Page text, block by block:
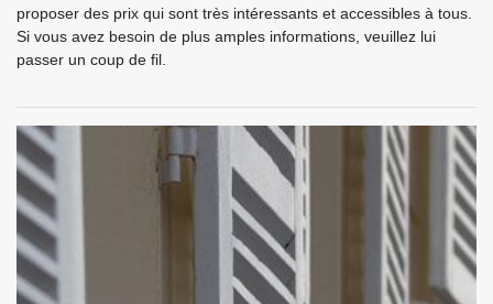
proposer des prix qui sont très intéressants et accessibles à tous.
Si vous avez besoin de plus amples informations, veuillez lui
passer un coup de fil.